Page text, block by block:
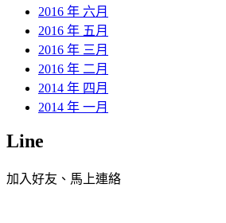
2016 年 六月
2016 年 五月
2016 年 三月
2016 年 二月
2014 年 四月
2014 年 一月
Line
加入好友、馬上連絡